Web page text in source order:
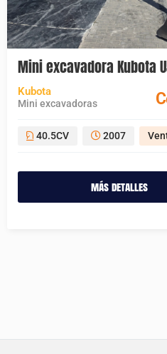
Mini excavadora Kubota
Kubota
Mini excavadoras
40.5CV 2007
más detalles